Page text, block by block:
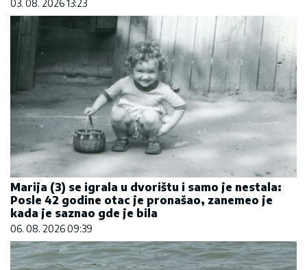
03. 08. 2026 13:23
Marija (3) se igrala u dvorištu i samo je nestala:
Posle 42 godine otac je pronašao, zanemeo je
kada je saznao gde je bila
06. 08. 2026 09:39